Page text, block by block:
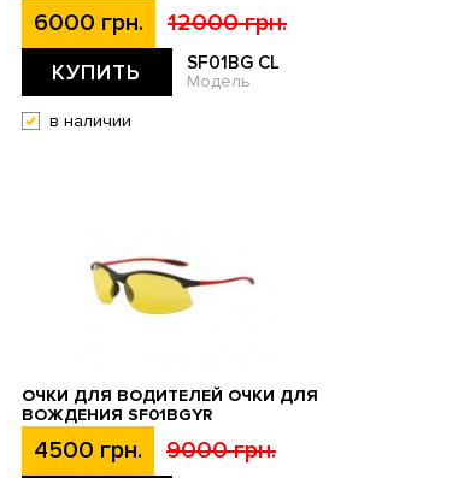
6000 грн. 12000 грн.
КУПИТЬ SF01BG CL
Модель
в наличии
ОЧКИ ДЛЯ ВОДИТЕЛЕЙ ОЧКИ ДЛЯ
ВОЖДЕНИЯ SF01BGYR
4500 грн. 9000 грн.